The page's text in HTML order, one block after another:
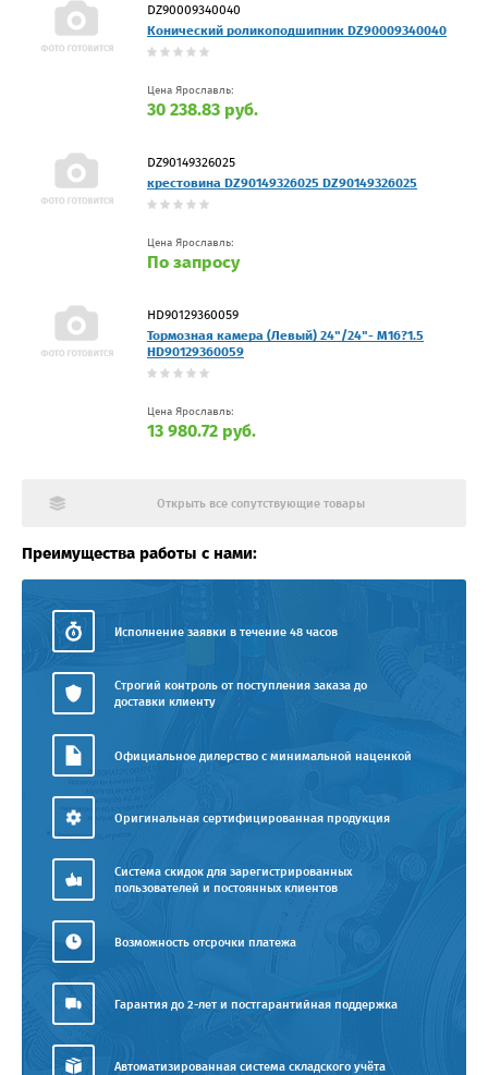
DZ90009340040
Конический роликоподшипник DZ90009340040
Цена Ярославль:
30 238.83 руб.
DZ90149326025
крестовина DZ90149326025 DZ90149326025
Цена Ярославль:
По запросу
HD90129360059
Тормозная камера (Левый) 24"/24"- M16?1.5
HD90129360059
Цена Ярославль:
13 980.72 руб.
Открыть все сопутствующие товары
Преимущества работы с нами:
Исполнение заявки в течение 48 часов
Строгий контроль от поступления заказа до
доставки клиенту
Официальное дилерство с минимальной наценкой
Оригинальная сертифицированная продукция
Система скидок для зарегистрированных
пользователей и постоянных клиентов
Возможность отсрочки платежа
Гарантия до 2-лет и постгарантийная поддержка
Автоматизированная система складского учёта